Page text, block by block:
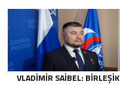
VLADIMIR SAIBEL: BIRLEŞIK